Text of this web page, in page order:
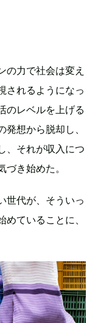
の力で社会は変え
されるようになっ
のレベルを上げる
想から脱却し、
、それが収入につ
き始めた。
世代が、そういっ
ていることに、